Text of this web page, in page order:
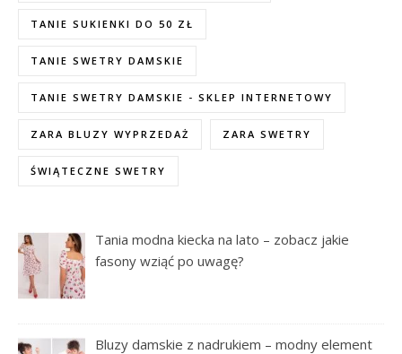
TANIE SUKIENKI DO 50 ZŁ
TANIE SWETRY DAMSKIE
TANIE SWETRY DAMSKIE - SKLEP INTERNETOWY
ZARA BLUZY WYPRZEDAŻ ZARA SWETRY
ŚWIĄTECZNE SWETRY
Tania modna kiecka na lato – zobacz jakie
fasony wziąć po uwagę?
Bluzy damskie z nadrukiem – modny element